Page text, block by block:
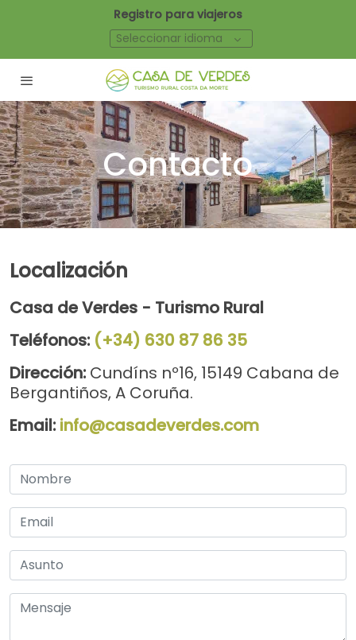
Registro para viajeros
Seleccionar idioma
Contacto
Localización
Casa de Verdes - Turismo Rural
Teléfonos: (+34) 630 87 86 35
Dirección: Cundíns nº16, 15149 Cabana de
Bergantiños, A Coruña.
Email: info@casadeverdes.com